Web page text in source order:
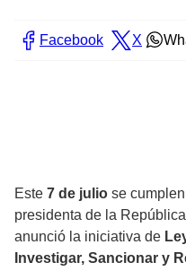
Facebook X
Este 7 de julio se
presidenta de la
anunció la iniciativa de
Investigar, Sancionar y